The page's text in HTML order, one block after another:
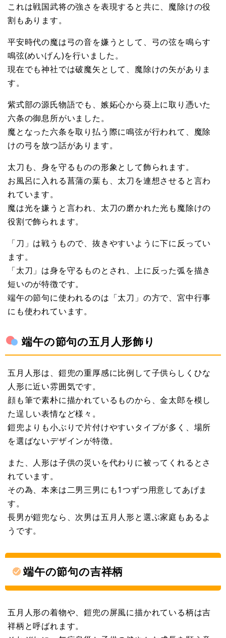
これは戦国武将の強さを表現すると共に、魔除けの役
割もあります。
平安時代の魔は弓の音を嫌うとして、弓の弦を鳴らす
鳴弦(めいげん)を行いました。
現在でも神社では破魔矢として、魔除けの矢がありま
す。
紫式部の源氏物語でも、嫉妬心から葵上に取り憑いた
六条の御息所がいました。
魔となった六条を取り払う際に鳴弦が行われて、魔除
けの弓を放つ話があります。
太刀も、身を守るものの形象として飾られます。
お風呂に入れる菖蒲の葉も、太刀を連想させると言わ
れています。
魔は光を嫌うと言われ、太刀の磨かれた光も魔除けの
役割で飾られます。
「刀」は戦うもので、抜きやすいように下に反ってい
ます。
「太刀」は身を守るものとされ、上に反った弧を描き
短いのが特徴です。
端午の節句に使われるのは「太刀」の方で、宮中行事
にも使われています。
端午の節句の五月人形飾り
五月人形は、鎧兜の重厚感に比例して子供らしくひな
人形に近い雰囲気です。
顔も筆で素朴に描かれているものから、金太郎を模し
た逞しい表情など様々。
鎧兜よりも小ぶりで片付けやすいタイプが多く、場所
を選ばないデザインが特徴。
また、人形は子供の災いを代わりに被ってくれるとさ
れています。
その為、本来は二男三男にも1つずつ用意してあげま
す。
長男が鎧兜なら、次男は五月人形と選ぶ家庭もあるよ
うです。
端午の節句の吉祥柄
五月人形の着物や、鎧兜の屏風に描かれている柄は吉
祥柄と呼ばれます。